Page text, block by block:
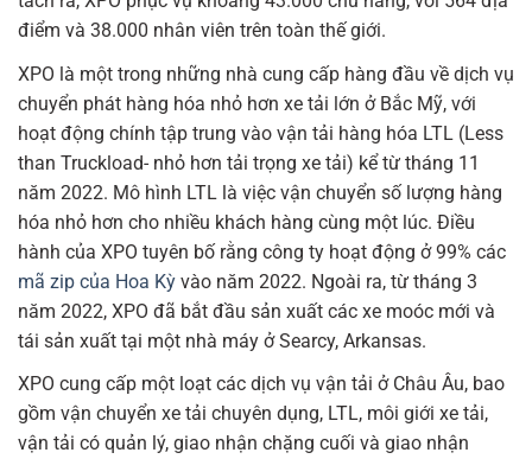
điểm và 38.000 nhân viên trên toàn thế giới.
XPO là một trong những nhà cung cấp hàng đầu về dịch vụ
chuyển phát hàng hóa nhỏ hơn xe tải lớn ở Bắc Mỹ, với
hoạt động chính tập trung vào vận tải hàng hóa LTL (Less
than Truckload- nhỏ hơn tải trọng xe tải) kể từ tháng 11
năm 2022. Mô hình LTL là việc vận chuyển số lượng hàng
hóa nhỏ hơn cho nhiều khách hàng cùng một lúc. Điều
hành của XPO tuyên bố rằng công ty hoạt động ở 99% các
mã zip của Hoa Kỳ vào năm 2022. Ngoài ra, từ tháng 3
năm 2022, XPO đã bắt đầu sản xuất các xe moóc mới và
tái sản xuất tại một nhà máy ở Searcy, Arkansas.
XPO cung cấp một loạt các dịch vụ vận tải ở Châu Âu, bao
gồm vận chuyển xe tải chuyên dụng, LTL, môi giới xe tải,
vận tải có quản lý, giao nhận chặng cuối và giao nhận